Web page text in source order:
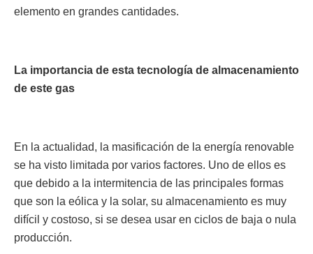
elemento en grandes cantidades.
La importancia de esta tecnología de almacenamiento
de este gas
En la actualidad, la masificación de la energía renovable
se ha visto limitada por varios factores. Uno de ellos es
que debido a la intermitencia de las principales formas
que son la eólica y la solar, su almacenamiento es muy
difícil y costoso, si se desea usar en ciclos de baja o nula
producción.